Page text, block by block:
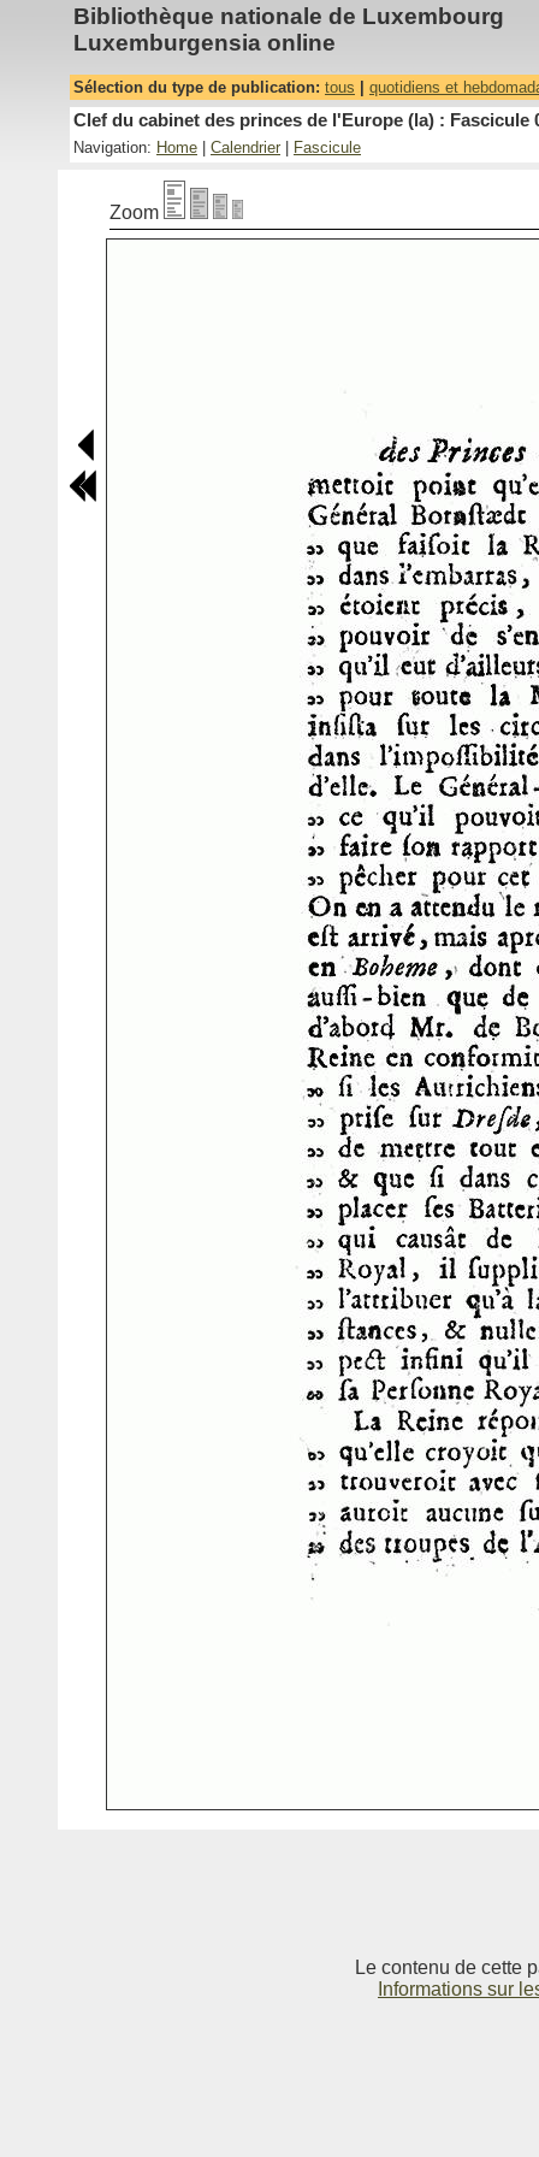
Bibliothèque nationale de Luxembourg
Luxemburgensia online
Sélection du type de publication: tous quotidiens et
Clef du cabinet des princes de l'Europe (la) : Fascicule
Navigation: Home Calendrier Fascicule
Zoom
Le contenu de cette
Informations sur